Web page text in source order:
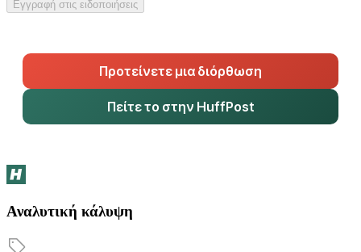
Εγγραφή στις ειδοποιήσεις
Προτείνετε μια διόρθωση
Πείτε το στην HuffPost
Αναλυτική κάλυψη